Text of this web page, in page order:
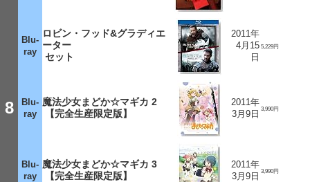
8
Blu-
ray
ロビン・フッド&グラディエ
ーター
セット
2011年
4月15
日
5,229円
Blu-
ray
魔法少女まどか☆マギカ 2
【完全生産限定版】
2011年
3月9日 3,990円
Blu-
ray
魔法少女まどか☆マギカ 3
【完全生産限定版】
2011年
3月9日 3,990円